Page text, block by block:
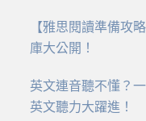
【雅思閱讀準備攻
庫大公開！
英文連音聽不懂？
英文聽力大躍進！